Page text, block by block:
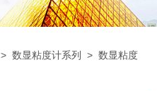
>数显粘度计系列 >数显粘度